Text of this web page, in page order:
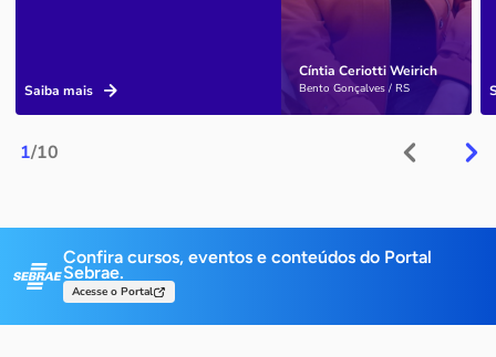
1/10
Cíntia Ceriotti Weirich
Bento Gonçalves / RS
Saiba mais
Confira cursos, eventos e conteúdos do Portal
Sebrae.
Acesse o Portal